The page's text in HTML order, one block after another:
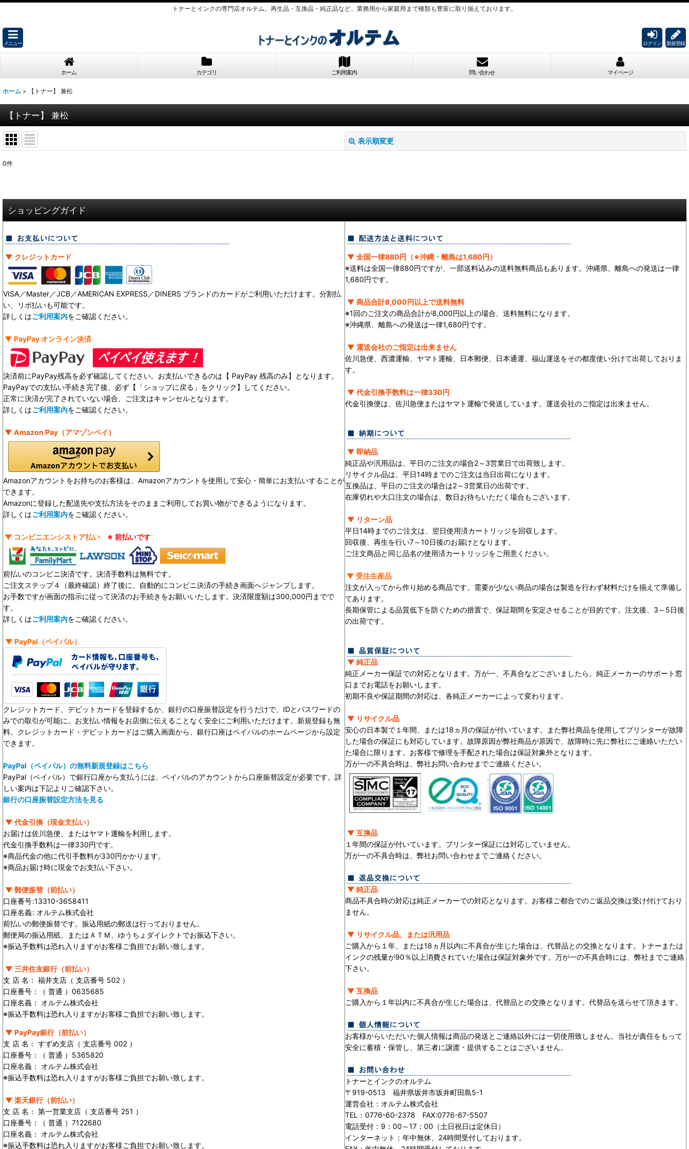
トナーとインクの専門店オルテム。再生品・互換品・純正品など、業務用から家庭用まで種類も豊富に取り揃えております。
メニュー ログイン 新規登録
ホーム カテゴリ ご利用案内 問い合わせ マイページ
ホーム > 【トナー】 兼松
【トナー】 兼松
表示順変更
並び順:
0件
ショッピングガイド
▼ クレジットカード
VISA／Master／JCB／AMERICAN EXPRESS／DINERS ブランドのカードがご利用いただけます。分割払
い、リボ払いも可能です。
詳しくはご利用案内をご確認ください。
▼ PayPay オンライン決済
決済前にPayPay残高を必ず確認してください。お支払いできるのは【 PayPay 残高のみ】となります。
PayPayでの支払い手続き完了後、必ず【「ショップに戻る」をクリック】してください。
正常に決済が完了されていない場合、ご注文はキャンセルとなります。
詳しくはご利用案内をご確認ください。
▼ Amazon Pay（アマゾンペイ）
Amazonアカウントをお持ちのお客様は、Amazonアカウントを使用して安心・簡単にお支払いすることが
できます。
Amazonに登録した配送先や支払方法をそのままご利用してお買い物ができるようになります。
詳しくはご利用案内をご確認ください。
▼ コンビニエンシストア払い ※ 前払いです
前払いのコンビニ決済です。決済手数料は無料です。
ご注文ステップ４（最終確認）終了後に、自動的にコンビニ決済の手続き画面へジャンプします。
お手数ですが画面の指示に従って決済のお手続きをお願いいたします。決済限度額は300,000円までで
す。
詳しくはご利用案内をご確認ください。
▼ PayPal （ペイパル）
クレジットカード、デビットカードを登録するか、銀行の口座振替設定を行うだけで、IDとパスワードの
みでの取引が可能に。お支払い情報をお店側に伝えることなく安全にご利用いただけます。新規登録も無
料。クレジットカード・デビットカードはご購入画面から、銀行口座はペイパルのホームページから設定
できます。
PayPal（ペイパル）の無料新規登録はこちら
PayPal（ペイパル）で銀行口座から支払うには、ペイパルのアカウントから口座振替設定が必要です。詳
しい案内は下記よりご確認下さい。
銀行の口座振替設定方法を見る
▼ 代金引換（現金支払い）
お届けは佐川急便、またはヤマト運輸を利用します。
代金引換手数料は一律330円です。
※商品代金の他に代引手数料が330円かかります。
※商品お届け時に現金でお支払い下さい。
▼ 郵便振替（前払い）
口座番号:13310-3658411
口座名義: オルテム株式会社
前払いの郵便振替です。振込用紙の郵送は行っておりません。
郵便局の振込用紙、またはＡＴＭ、ゆうちょダイレクトでお振込下さい。
※振込手数料は恐れ入りますがお客様ご負担でお願い致します。
▼ 三井住友銀行（前払い）
支 店 名： 福井支店（ 支店番号 502 ）
口座番号：（ 普通 ）0635685
口座名義： オルテム株式会社
※振込手数料は恐れ入りますがお客様ご負担でお願い致します。
▼ PayPay銀行（前払い）
支 店 名： すずめ支店（ 支店番号 002 ）
口座番号：（ 普通 ）5365820
口座名義： オルテム株式会社
※振込手数料は恐れ入りますがお客様ご負担でお願い致します。
▼ 楽天銀行（前払い）
支 店 名： 第一営業支店（ 支店番号 251 ）
口座番号：（ 普通 ）7122680
口座名義： オルテム株式会社
※振込手数料は恐れ入りますがお客様ご負担でお願い致します。
▼ 全国一律880円（※沖縄・離島は1,680円）
※送料は全国一律880円ですが、一部送料込みの送料無料商品もあります。沖縄県、離島への発送は一律
1,680円です。
▼ 商品合計8,000円以上で送料無料
※1回のご注文の商品合計が8,000円以上の場合、送料無料になります。
※沖縄県、離島への発送は一律1,680円です。
▼ 運送会社のご指定は出来ません
佐川急便、西濃運輸、ヤマト運輸、日本郵便、日本通運、福山運送をその都度使い分けて出荷しておりま
す。
▼ 代金引換手数料は一律330円
代金引換便は、佐川急便またはヤマト運輸で発送しています。運送会社のご指定は出来ません。
▼ 即納品
純正品や汎用品は、平日のご注文の場合2～3営業日で出荷致します。
リサイクル品は、平日14時までのご注文は当日出荷になります。
互換品は、平日のご注文の場合は2～3営業日の出荷です。
在庫切れや大口注文の場合は、数日お待ちいただく場合もございます。
▼ リターン品
平日14時までのご注文は、翌日使用済カートリッジを回収します。
回収後、再生を行い7～10日後のお届けとなります。
ご注文商品と同じ品名の使用済カートリッジをご用意ください。
▼ 受注生産品
注文が入ってから作り始める商品です。需要が少ない商品の場合は製造を行わず材料だけを揃えて準備し
てあります。
長期保管による品質低下を防ぐための措置で、保証期間を安定させることが目的です。 注文後、3～5日後
の出荷です。
▼ 純正品
純正メーカー保証での対応となります。万が一、不具合などございましたら。純正メーカーのサポート窓
口までお電話をお願いします。
初期不良や保証期間の対応は、各純正メーカーによって変わります。
▼ リサイクル品
安心の日本製で１年間、または18ヵ月の保証が付いています。また弊社商品を使用してプリンターが故障
した場合の保証にも対応しています。故障原因が弊社商品が原因で、故障時に先に弊社にご連絡いただい
た場合に限ります。お客様で修理を手配された場合は保証対象外となります。
万が一の不具合時は、弊社お問い合わせまでご連絡ください。
▼ 互換品
１年間の保証が付いています。プリンター保証には対応していません。
万が一の不具合時は、弊社お問い合わせまでご連絡ください。
▼ 純正品
商品不具合時の対応は純正メーカーでの対応となります。お客様ご都合でのご返品交換は受け付けており
ません。
▼ リサイクル品、または汎用品
ご購入から１年、または18ヵ月以内に不具合が生じた場合は、代替品との交換となります。トナーまたは
インクの残量が90％以上消費されていた場合は保証対象外です。万が一の不具合時には、弊社までご連絡
下さい。
▼ 互換品
ご購入から１年以内に不具合が生じた場合は、代替品との交換となります。代替品を送らせて頂きます。
お客様からいただいた個人情報は商品の発送とご連絡以外には一切使用致しません。当社が責任をもって
安全に蓄積・保管し、第三者に譲渡・提供することはございません。
トナーとインクのオルテム
〒919-0513 福井県坂井市坂井町田島5-1
運営会社：オルテム株式会社
TEL：0776-60-2378 FAX:0776-67-5507
電話受付：9：00～17：00（土日祝日は定休日）
インターネット：年中無休、24時間受付しております。